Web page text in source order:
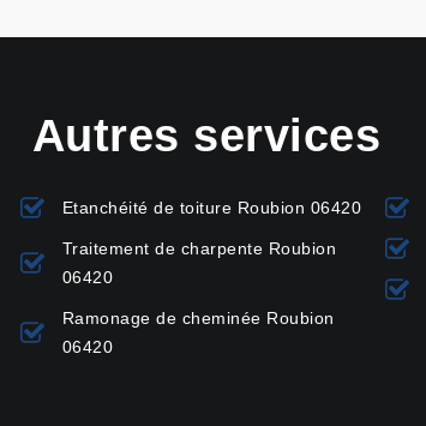
Autres services
Etanchéité de toiture Roubion 06420
Traitement de charpente Roubion
06420
Ramonage de cheminée Roubion
06420